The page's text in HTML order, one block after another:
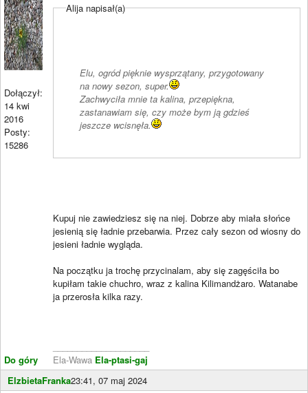
Dołączył:
14 kwi
2016
Posty:
15286
Do góry
Alija napisał(a)
Elu, ogród pięknie wysprzątany, przygotowany
na nowy sezon, super.
Zachwyciła mnie ta kalina, przepiękna,
zastanawiam się, czy może bym ją gdzieś
jeszcze wcisnęła.
Kupuj nie zawiedziesz się na niej. Dobrze aby miała słońce
jesienią się ładnie przebarwia. Przez cały sezon od wiosny do
jesieni ładnie wygląda.
Na początku ja trochę przycinalam, aby się zagęściła bo
kupiłam takie chuchro, wraz z kalina Kilimandżaro. Watanabe
ja przerosła kilka razy.
Ela-Wawa Ela-ptasi-gaj
ElzbietaFranka23:41, 07 maj 2024